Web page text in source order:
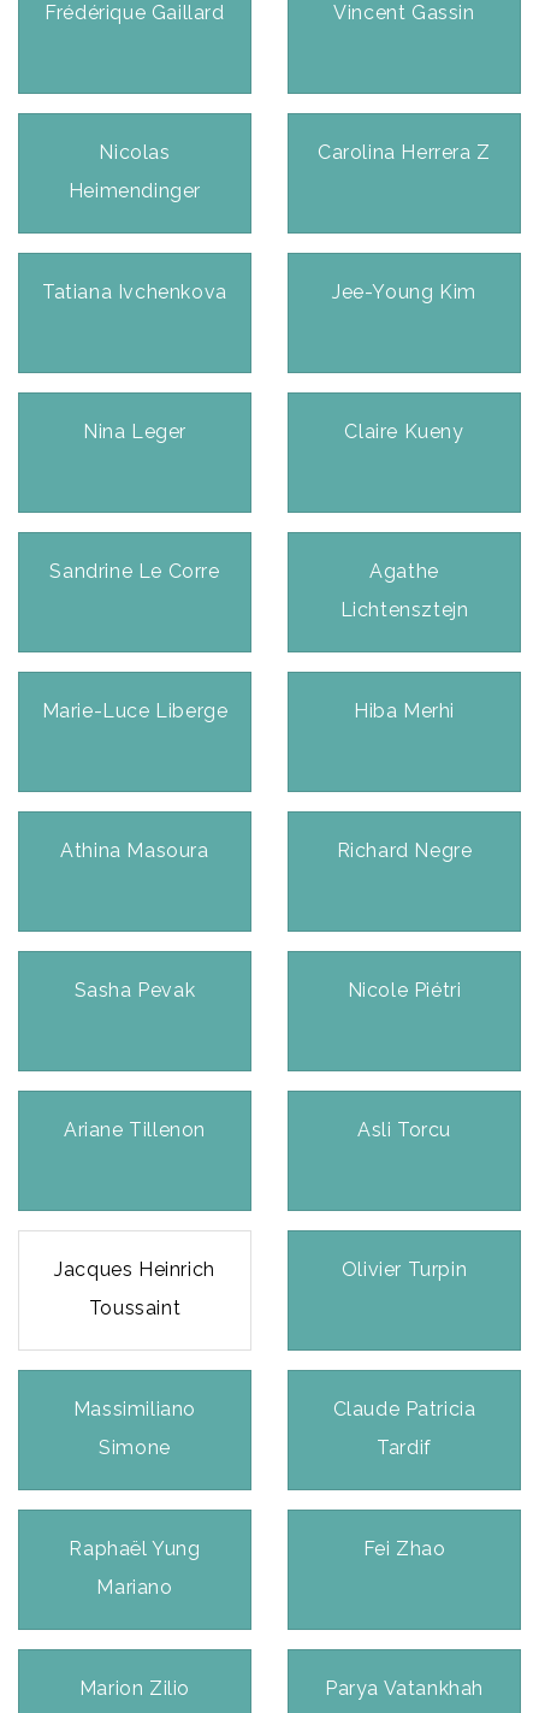
Frédérique Gaillard Vincent Gassin
Nicolas
Heimendinger
Carolina Herrera Z
Tatiana Ivchenkova Jee-Young Kim
Nina Leger Claire Kueny
Sandrine Le Corre
Agathe
Lichtensztejn
Marie-Luce Liberge Hiba Merhi
Athina Masoura Richard Negre
Sasha Pevak Nicole Piétri
Ariane Tillenon Asli Torcu
Jacques Heinrich
Toussaint
Olivier Turpin
Massimiliano
Simone
Claude Patricia
Tardif
Raphaël Yung
Mariano
Fei Zhao
Marion Zilio Parya Vatankhah